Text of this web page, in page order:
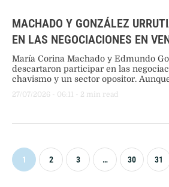
MACHADO Y GONZÁLEZ
EN LAS NEGOCIACIONES EN
María Corina Machado y Edmundo
descartaron participar en las
chavismo y un sector opositor.
como un cronograma electoral y la
27/07/2026 - 06:11 - 2 min read
1 2 3 … 30 31